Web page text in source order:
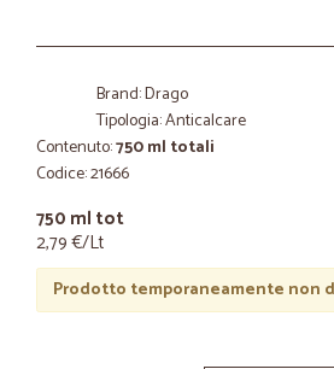
Brand: Drago
Tipologia: Anticalcare
Contenuto:750 ml totali
Codice: 21666
750 ml tot
2,79 €/Lt
Prodotto temporaneamente non